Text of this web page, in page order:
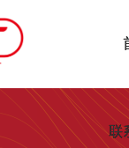
联